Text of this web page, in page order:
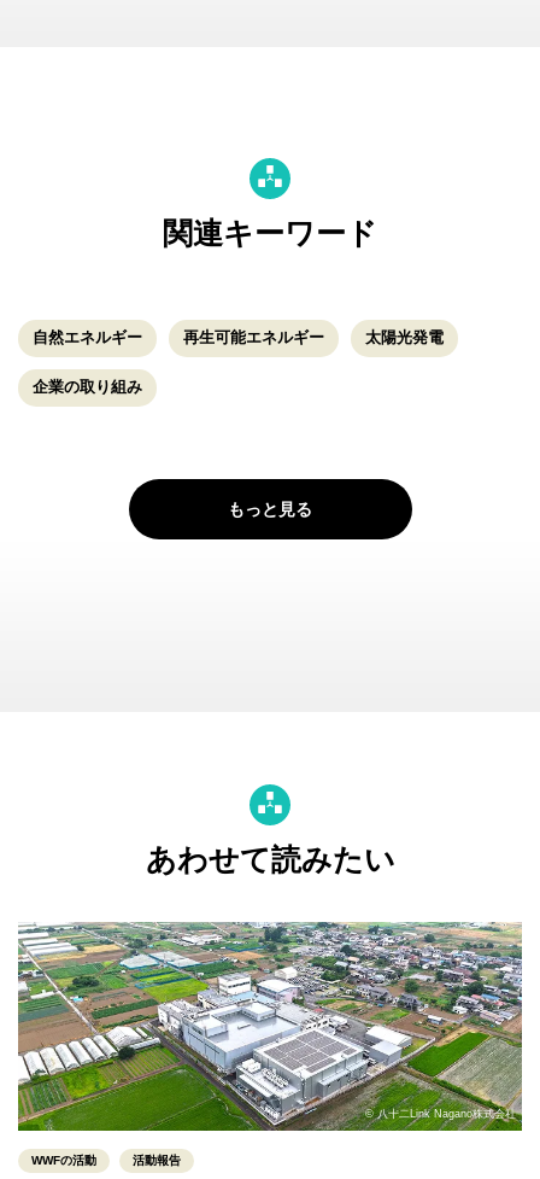
関連キーワード
自然エネルギー 再生可能エネルギー 太陽光発電
企業の取り組み
もっと見る
あわせて読みたい
© 八十二Link Nagano株式会社
WWFの活動 活動報告